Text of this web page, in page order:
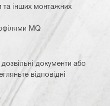
та інших монтажних
MQ
документи або
відповідні